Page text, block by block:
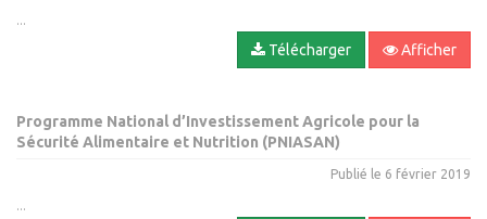
...
Télécharger
Afficher
Programme National d’Investissement Agricole pour la
Sécurité Alimentaire et Nutrition (PNIASAN)
Publié le 6 février 2019
...